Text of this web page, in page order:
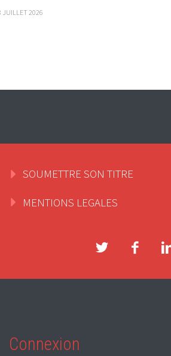
JUILLET 2026
SOUMETTRE SON TITRE
MENTIONS LEGALES
Connexion